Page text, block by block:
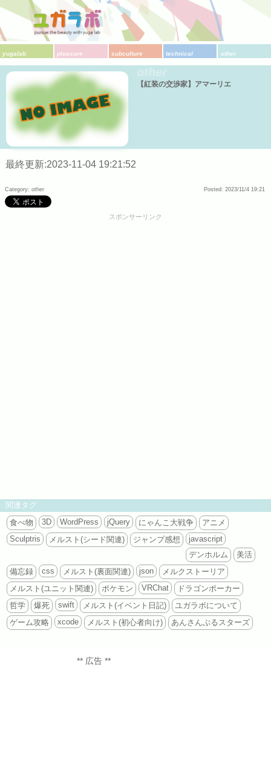
yugalab pleasure subculture technical other
【紅装の交渉家】アマーリエ
最終更新:2023-11-04 19:21:52
Category: other Posted: 2023/11/4 19:21
スポンサーリンク
関連タグ
食べ物
3D WordPress jQuery にゃんこ大戦争
アニメ
Sculptris
メルスト(シード関連) ジャンプ感想
javascript
デンホルム
美活
備忘録
css メルスト(裏面関連) json
メルクストーリア
メルスト(ユニット関連)
ポケモン VRChat
ドラゴンポーカー
哲学
爆死 swift メルスト(イベント日記)
ユガラボについて
ゲーム攻略
xcode メルスト(初心者向け) あんさんぶるスターズ
** 広告 **